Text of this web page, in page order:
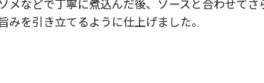
みを引き立てるように仕上げました。